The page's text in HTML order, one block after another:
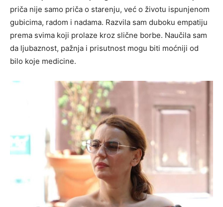
priča nije samo priča o starenju, već o životu ispunjenom
gubicima, radom i nadama. Razvila sam duboku empatiju
prema svima koji prolaze kroz slične borbe. Naučila sam
da ljubaznost, pažnja i prisutnost mogu biti moćniji od
bilo koje medicine.